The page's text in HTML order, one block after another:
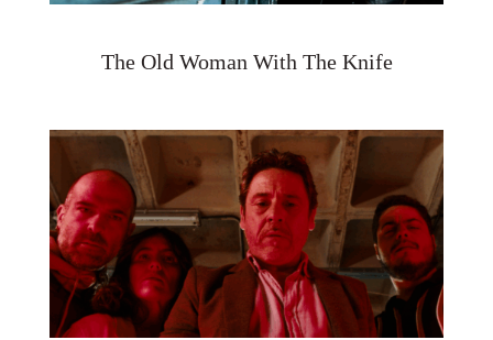
The Old Woman With The Knife